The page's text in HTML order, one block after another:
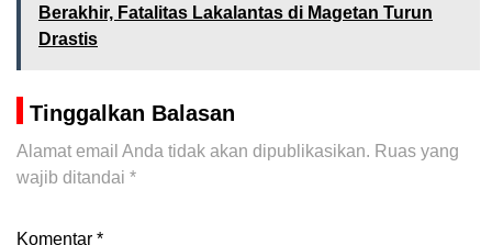
Berakhir, Fatalitas Lakalantas di Magetan Turun
Drastis
Tinggalkan Balasan
Alamat email Anda tidak akan dipublikasikan. Ruas yang
wajib ditandai *
Komentar *